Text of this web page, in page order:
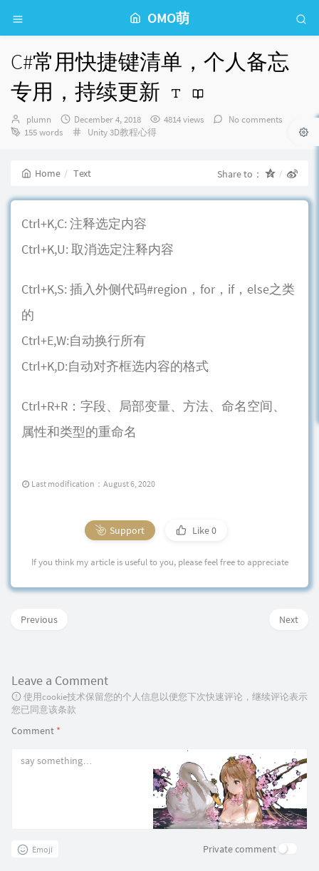
OMO萌
C#常用快捷键清单，个人备忘
专用，持续更新
Author：
plumn
发
布
December 4, 2018 4814 views
No comments
155 words
Categories：
Unity 3D教程心得
Home Text Share to：
Ctrl+K,C: 注释选定内容
Ctrl+K,U: 取消选定注释内容
Ctrl+K,S: 插入外侧代码#region，for，if，else之类
的
Ctrl+E,W:自动换行所有
Ctrl+K,D:自动对齐框选内容的格式
Ctrl+R+R：字段、局部变量、方法、命名空间、
属性和类型的重命名
Last modification：August 6, 2020
Support Like0
If you think my article is useful to you, please feel free to appreciate
Next
Previous
Leave a Comment
使用cookie技术保留您的个人信息以便您下次快速评论，继续评论表示
您已同意该条款
Comment *
Emoji Private comment